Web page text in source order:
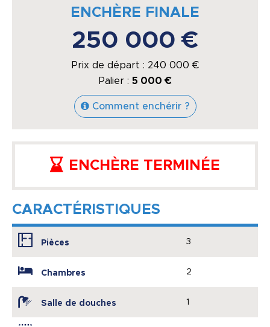
ENCHÈRE FINALE
250 000 €
Prix de départ : 240 000 €
Palier : 5 000 €
Comment enchérir ?
ENCHÈRE TERMINÉE
CARACTÉRISTIQUES
Pièces 3
Chambres 2
Salle de douches 1